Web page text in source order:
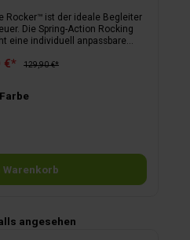
Rocker™ ist der ideale Begleiter
Die Spring-Action Rocking
eine individuell anpassbare
verhindert Druckstellen und
und ergonomischen Armlehnen
zum perfekten Stuhl für
in der Natur.
€* 129,90 €*
Farbe
Warenkorb
angesehen